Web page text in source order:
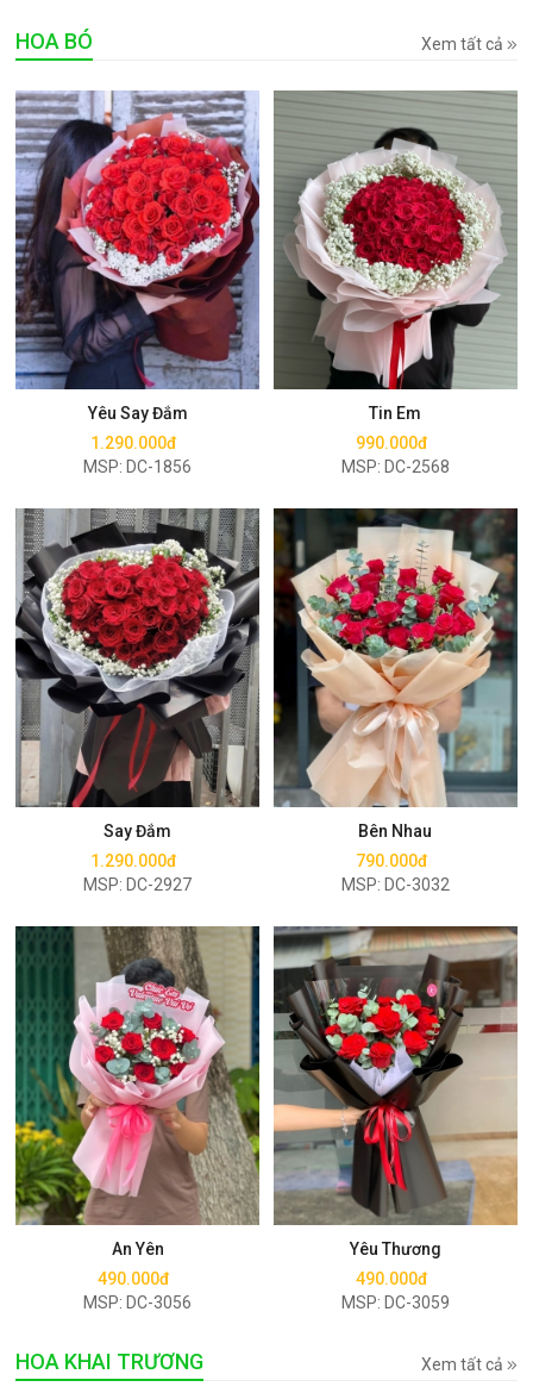
HOA BÓ Xem tất cả
Yêu Say Đắm
1.290.000đ
MSP: DC-1856
Mua ngay
Tin Em
990.000đ
MSP: DC-2568
Mua ngay
Say Đắm
1.290.000đ
MSP: DC-2927
Mua ngay
Bên Nhau
790.000đ
MSP: DC-3032
Mua ngay
An Yên
490.000đ
MSP: DC-3056
Mua ngay
Yêu Thương
490.000đ
MSP: DC-3059
Mua ngay
HOA KHAI TRƯƠNG Xem tất cả